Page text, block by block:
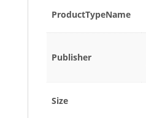
ProductTypeName
Publisher
Size